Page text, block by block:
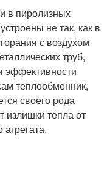
в пиролизных
не так, как в
с воздухом
труб,
эффективности
теплообменник,
своего рода
излишки тепла от